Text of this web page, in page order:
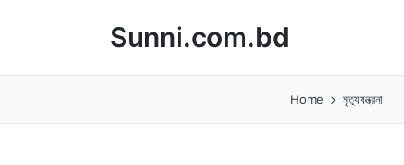
Sunni.com.bd
Home মৃত্যুযন্ত্রনা